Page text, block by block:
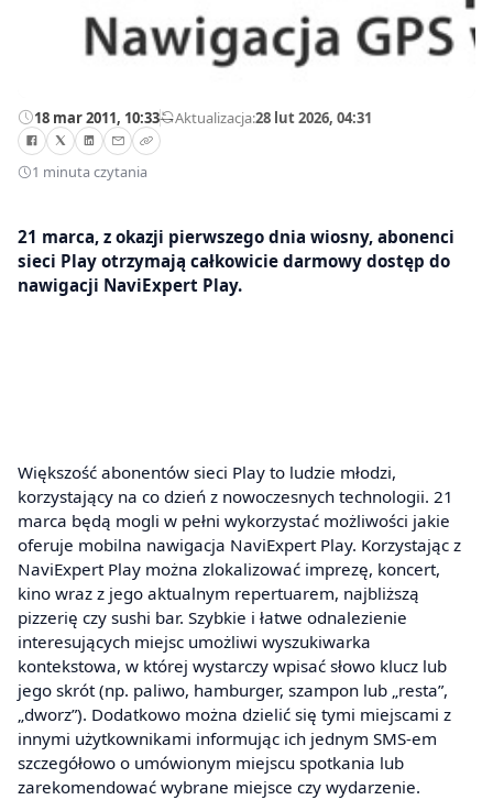
18 mar 2011, 10:33—Aktualizacja:28 lut 2026, 04:31
1 minuta czytania
21 marca, z okazji pierwszego dnia wiosny, abonenci
sieci Play otrzymają całkowicie darmowy dostęp do
nawigacji NaviExpert Play.
Większość abonentów sieci Play to ludzie młodzi,
korzystający na co dzień z nowoczesnych technologii. 21
marca będą mogli w pełni wykorzystać możliwości jakie
oferuje mobilna nawigacja NaviExpert Play. Korzystając z
NaviExpert Play można zlokalizować imprezę, koncert,
kino wraz z jego aktualnym repertuarem, najbliższą
pizzerię czy sushi bar. Szybkie i łatwe odnalezienie
interesujących miejsc umożliwi wyszukiwarka
kontekstowa, w której wystarczy wpisać słowo klucz lub
jego skrót (np. paliwo, hamburger, szampon lub „resta”,
„dworz”). Dodatkowo można dzielić się tymi miejscami z
innymi użytkownikami informując ich jednym SMS-em
szczegółowo o umówionym miejscu spotkania lub
zarekomendować wybrane miejsce czy wydarzenie.